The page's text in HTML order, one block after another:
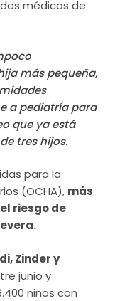
médicas de
más pequeña,
a pediatría para
que ya está
tres hijos.
para la
(OCHA), más
riesgo de
Zinder y
junio y
niños con